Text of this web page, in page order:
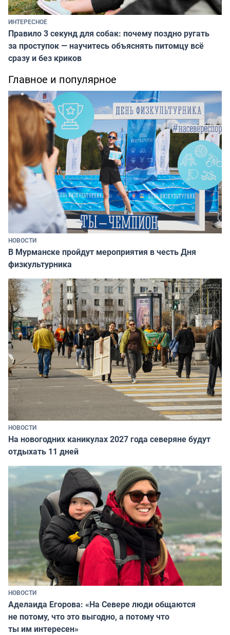
ИНТЕРЕСНОЕ
Правило 3 секунд для собак: почему поздно ругать
за проступок — научитесь объяснять питомцу всё
сразу и без криков
Главное и популярное
НОВОСТИ
В Мурманске пройдут мероприятия в честь Дня
физкультурника
НОВОСТИ
На новогодних каникулах 2027 года северяне будут
отдыхать 11 дней
НОВОСТИ
Аделаида Егорова: «На Севере люди общаются
не потому, что это выгодно, а потому что
ты им интересен»